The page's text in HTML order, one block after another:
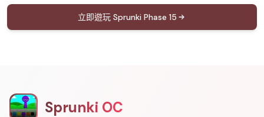
立即遊玩 Sprunki Phase 15
Sprunki OC